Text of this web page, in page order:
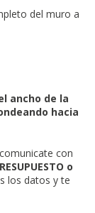
del muro a
ancho de la
hacia
con
o
los datos y te